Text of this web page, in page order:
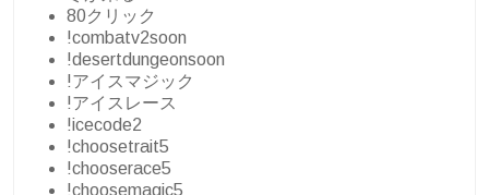
80クリック
!combatv2soon
!desertdungeonsoon
!アイスマジック
!アイスレース
!icecode2
!choosetrait5
!chooserace5
!choosemagic5